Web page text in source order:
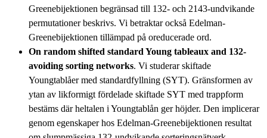
Greenebijektionen begränsad till 132- och 2143-undvikande
permutationer beskrivs. Vi betraktar också Edelman-
Greenebijektionen tillämpad på oreducerade ord.
On random shifted standard Young tableaux and 132-
avoiding sorting networks. Vi studerar skiftade
Youngtablåer med standardfyllning (SYT). Gränsformen av
ytan av likformigt fördelade skiftade SYT med trappform
bestäms där heltalen i Youngtablån ger höjder. Den implicerar
genom egenskaper hos Edelman-Greenebijektionen resultat